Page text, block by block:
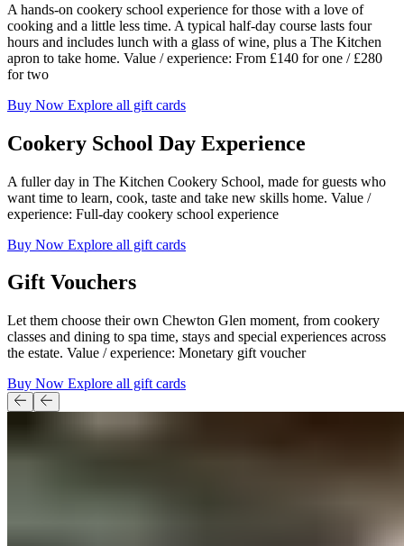
A hands-on cookery school experience for those with a love of
cooking and a little less time. A typical half-day course lasts four
hours and includes lunch with a glass of wine, plus a The Kitchen
apron to take home. Value / experience: From £140 for one / £280
for two​​​​‌ ‍ ​‍​‍‌‍ ‌ ​‍‌‍‍‌‌‍‌ ‌‍‍‌‌‍ ‍​‍​‍​ ‍‍​‍​‍‌ ​ ‌‍​‌‌‍ ‍‌‍‍‌‌ ‌​‌ ‍‌​‍ ‍‌‍‍‌‌‍ ​‍​‍​‍ ​​‍​‍‌‍‍​‌ ​‍‌‍‌‌‌‍‌‍​‍​‍​ ‍‍​‍​‍‌‍‍​‌ ‌​‌ ‌​‌ ​​‌ ​ ​ ‍‍​‍ ​‍ ‌‍ ​​‍ ‌‌‍​‌‌‍ ‍‌‍‌​​‍ ‌‌ ​‍​‍ ‌‌‍‍​‌‍ ‌ ‌​‌‍‌‌‌‍ ​‌ ​ ​‍ ‌‌ ​ ‌ ‌​‌ ‌‌‌‍‌​‌‍‍‌‌‍ ​‍ ‍‌ ‌‍‌‍‌‌‌ ​‍‌‍​ ‌‍‌‌‌‍ ​​‍ ‍‌‍​‌‌ ​​‌ ​​​‍ ‌‍‍‌‌‍ ‍‌ ‌​‌‍‌‌‌‍ ‍‌ ‌​​‍ ‌‍‌‌‌‍‌​‌‍‍‌‌ ‌​​‍ ‌‍ ‌‌‍ ‌‍‌​‌‍‌‌​ ‌‌ ​​‌ ​‍‌‍‌‌‌ ​ ‌‍‌‌‌‍ ‍‌ ‌​‌‍​‌‌ ‌​‌‍‍‌‌‍ ‌‍ ‍​ ‍ ‌‍‍‌‌‍‌​​ ‌‌‍‍​‌‍ ‌ ‌​‌‍‌‌‌‍ ​‌​​ ‌‍ ​‌‍​‌‌ ​ ‌ ​ ‌​‍‌‌‍ ‍‌‍‌​‌‍‌‌‌ ‍​​‍ ‌​ ‍‌​ ​ ​ ‌‌​ ‌‌​ ​‍‌‍​‌​ ‌‍‌‍​ ​‍ ‌​ ​​​ ​‌‌‍‌​​ ‍‌​‍ ‌​ ‌​​ ‌‍​ ‌‌‌‍‌​​‍ ‌‌‍​‍​ ‌ ​ ​ ​ ‌‍​‍ ‌​ ‌‍​ ‍​​ ‌​‌‍​‍‌‍​ ​ ‌‌​ ​‍‌‍​‍​ ‌‍​ ​​​ ‌‌​ ‌‌​ ‍ ‌ ‌​‌ ‍‌‌ ​​‌‍‌‌​ ‌‌‍‍​‌‍ ‌ ‌​‌‍‌‌‌‍ ​‌​​ ‌‍ ​‌‍​‌‌ ​ ‌ ​ ‌​‍‌‌‍ ‍‌‍‌​‌‍‌‌‌ ‍​​ ‍ ‌ ​​‌‍​‌‌ ‌​‌‍‍​​ ‌‌ ​​‌‍​‌‌‍‌ ‌‍‌‌‌​​‍‌ ‌‌‌‍‍‌‌‍ ​‌‍‌​‌‍‌‌‌ ​‍​‍‌‌​ ‌‌‌​​‍‌‌ ‌‍‍ ‌‍‌‌‌ ‍‌​‍‌‌​ ​ ‌​‌​​‍‌‌​ ​ ‌​‌​​‍‌‌​ ​‍​ ​‍‌‍​‌​ ​‌​ ‌​​ ‍​‌‍​‍‌‍‌‌‌‍​‌​ ‌​‌‍​‌​ ‌‍​ ‌ ‌‍​ ​‍‌‌​ ​‍​ ​‍​‍‌‌​ ‌‌‌​‌​​‍ ‍‌‍‌‌‌‍ ‍‌ ‌​‌ ​‍‌‍‍‌‌‍‌‌‌ ​ ​‍‌‌​ ‌‌‌​​‍‌‌ ‌‍‍ ‌‍‌‌‌ ‍‌​‍‌‌​ ​ ‌​‌​​‍‌‌​ ​ ‌​‌​​‍‌‌​ ​‍​ ​‍‌‍‌​‌‍​ ​ ​‌‌‍​‍‌‍‌‌​ ‍‌​ ‌‍​ ​​​ ‍​​ ‌‍​ ‌‌‌‍‌‍​‍‌‌​ ​‍​ ​‍​‍‌‌​ ‌‌‌​‌​​‍ ‍‌‍​‍‌‍ ‌‍‌​‌ ‍‌​ ‌‍​‍‌‍​‌‌ ​ ‌‍‌‌‌‌‌‌‌ ​‍‌‍ ​​ ‌‌‍‍​‌ ‌​‌ ‌​‌ ​​‌ ​ ​‍‌‌​ ​ ‌​​‌​‍‌‌​ ​‍‌​‌‍​‍‌‌​ ​‍‌​‌‍‌‍ ​​‍ ‌‌‍​‌‌‍ ‍‌‍‌​​‍ ‌‌ ​‍​‍ ‌‌‍‍​‌‍ ‌ ‌​‌‍‌‌‌‍ ​‌ ​ ​‍ ‌‌ ​ ‌ ‌​‌ ‌‌‌‍‌​‌‍‍‌‌‍ ​‍ ‍‌ ‌‍‌‍‌‌‌ ​‍‌‍​ ‌‍‌‌‌‍ ​​‍ ‍‌‍​‌‌ ​​‌ ​​​‍‌‍‌‍‍‌‌‍‌​​ ‌‌‍‍​‌‍ ‌ ‌​‌‍‌‌‌‍ ​‌​​ ‌‍ ​‌‍​‌‌ ​ ‌ ​ ‌​‍‌‌‍ ‍‌‍‌​‌‍‌‌‌ ‍​​‍ ‌​ ‍‌​ ​ ​ ‌‌​ ‌‌​ ​‍‌‍​‌​ ‌‍‌‍​ ​‍ ‌​ ​​​ ​‌‌‍‌​​ ‍‌​‍ ‌​ ‌​​ ‌‍​ ‌‌‌‍‌​​‍ ‌‌‍​‍​ ‌ ​ ​ ​ ‌‍​‍ ‌​ ‌‍​ ‍​​ ‌​‌‍​‍‌‍​ ​ ‌‌​ ​‍‌‍​‍​ ‌‍​ ​​​ ‌‌​ ‌‌​‍‌‍‌ ‌​‌ ‍‌‌ ​​‌‍‌‌​ ‌‌‍‍​‌‍ ‌ ‌​‌‍‌‌‌‍ ​‌​​ ‌‍ ​‌‍​‌‌ ​ ‌ ​ ‌​‍‌‌‍ ‍‌‍‌​‌‍‌‌‌ ‍​​‍‌‍‌ ​​‌‍​‌‌ ‌​‌‍‍​​ ‌‌ ​​‌‍​‌‌‍‌ ‌‍‌‌‌​​‍‌ ‌‌‌‍‍‌‌‍ ​‌‍‌​‌‍‌‌‌ ​‍​‍‌‌​ ‌‌‌​​‍‌‌ ‌‍‍ ‌‍‌‌‌ ‍‌​‍‌‌​ ​ ‌​‌​​‍‌‌​ ​ ‌​‌​​‍‌‌​ ​‍​ ​‍‌‍​‌​ ​‌​ ‌​​ ‍​‌‍​‍‌‍‌‌‌‍​‌​ ‌​‌‍​‌​ ‌‍​ ‌ ‌‍​ ​‍‌‌​ ​‍​ ​‍​‍‌‌​ ‌‌‌​‌​​‍ ‍‌‍‌‌‌‍ ‍‌ ‌​‌ ​‍‌‍‍‌‌‍‌‌‌ ​ ​‍‌‌​ ‌‌‌​​‍‌‌ ‌‍‍ ‌‍‌‌‌ ‍‌​‍‌‌​ ​ ‌​‌​​‍‌‌​ ​ ‌​‌​​‍‌‌​ ​‍​ ​‍‌‍‌​‌‍​ ​ ​‌‌‍​‍‌‍‌‌​ ‍‌​ ‌‍​ ​​​ ‍​​ ‌‍​ ‌‌‌‍‌‍​‍‌‌​ ​‍​ ​‍​‍‌‌​ ‌‌‌​‌​​‍ ‍‌‍​‍‌‍ ‌‍‌​‌ ‍‌​‍‌‍‌ ​​‌‍‌‌‌ ​‍‌ ​ ‌ ​​‌‍‌‌‌‍​ ‌ ‌​‌‍‍‌‌ ‌‍‌‍‌‌​ ‌‌ ​​‌ ‌‌‌‍​‍‌‍ ​‌‍‍‌‌ ​ ‌‍‍​‌‍‌‌‌‍‌​​‍​‍‌ ‌
Buy Now ​​​​‌ ‍ ​‍​‍‌‍ ‌ ​‍‌‍‍‌‌‍‌ ‌‍‍‌‌‍ ‍​‍​‍​ ‍‍​‍​‍‌ ​ ‌‍​‌‌‍ ‍‌‍‍‌‌ ‌​‌ ‍‌​‍ ‍‌‍‍‌‌‍ ​‍​‍​‍ ​​‍​‍‌‍‍​‌ ​‍‌‍‌‌‌‍‌‍​‍​‍​ ‍‍​‍​‍‌‍‍​‌ ‌​‌ ‌​‌ ​​‌ ​ ​ ‍‍​‍ ​‍ ‌‍ ​​‍ ‌‌‍​‌‌‍ ‍‌‍‌​​‍ ‌‌ ​‍​‍ ‌‌‍‍​‌‍ ‌ ‌​‌‍‌‌‌‍ ​‌ ​ ​‍ ‌‌ ​ ‌ ‌​‌ ‌‌‌‍‌​‌‍‍‌‌‍ ​‍ ‍‌ ‌‍‌‍‌‌‌ ​‍‌‍​ ‌‍‌‌‌‍ ​​‍ ‍‌‍​‌‌ ​​‌ ​​​‍ ‌‍‍‌‌‍ ‍‌ ‌​‌‍‌‌‌‍ ‍‌ ‌​​‍ ‌‍‌‌‌‍‌​‌‍‍‌‌ ‌​​‍ ‌‍ ‌‌‍ ‌‍‌​‌‍‌‌​ ‌‌ ​​‌ ​‍‌‍‌‌‌ ​ ‌‍‌‌‌‍ ‍‌ ‌​‌‍​‌‌ ‌​‌‍‍‌‌‍ ‌‍ ‍​ ‍ ‌‍‍‌‌‍‌​​ ‌‌‍‍​‌‍ ‌ ‌​‌‍‌‌‌‍ ​‌​​ ‌‍ ​‌‍​‌‌ ​ ‌ ​ ‌​‍‌‌‍ ‍‌‍‌​‌‍‌‌‌ ‍​​‍ ‌​ ‍‌​ ​ ​ ‌‌​ ‌‌​ ​‍‌‍​‌​ ‌‍‌‍​ ​‍ ‌​ ​​​ ​‌‌‍‌​​ ‍‌​‍ ‌​ ‌​​ ‌‍​ ‌‌‌‍‌​​‍ ‌‌‍​‍​ ‌ ​ ​ ​ ‌‍​‍ ‌​ ‌‍​ ‍​​ ‌​‌‍​‍‌‍​ ​ ‌‌​ ​‍‌‍​‍​ ‌‍​ ​​​ ‌‌​ ‌‌​ ‍ ‌ ‌​‌ ‍‌‌ ​​‌‍‌‌​ ‌‌‍‍​‌‍ ‌ ‌​‌‍‌‌‌‍ ​‌​​ ‌‍ ​‌‍​‌‌ ​ ‌ ​ ‌​‍‌‌‍ ‍‌‍‌​‌‍‌‌‌ ‍​​ ‍ ‌ ​​‌‍​‌‌ ‌​‌‍‍​​ ‌‌ ​​‌‍​‌‌‍‌ ‌‍‌‌‌​​‍‌ ‌‌‌‍‍‌‌‍ ​‌‍‌​‌‍‌‌‌ ​‍​‍‌‌​ ‌‌‌​​‍‌‌ ‌‍‍ ‌‍‌‌‌ ‍‌​‍‌‌​ ​ ‌​‌​​‍‌‌​ ​ ‌​‌​​‍‌‌​ ​‍​ ​‍‌‍​‌​ ​‌​ ‌​​ ‍​‌‍​‍‌‍‌‌‌‍​‌​ ‌​‌‍​‌​ ‌‍​ ‌ ‌‍​ ​‍‌‌​ ​‍​ ​‍​‍‌‌​ ‌‌‌​‌​​‍ ‍‌‍‌‌‌‍ ‍‌ ‌​‌ ​‍‌‍‍‌‌‍‌‌‌ ​ ​‍‌‌​ ‌‌‌​​‍‌‌ ‌‍‍ ‌‍‌‌‌ ‍‌​‍‌‌​ ​ ‌​‌​​‍‌‌​ ​ ‌​‌​​‍‌‌​ ​‍​ ​‍‌‍‌​‌‍​ ​ ​‌‌‍​‍‌‍‌‌​ ‍‌​ ‌‍​ ​​​ ‍​​ ‌‍​ ‌‌‌‍‌‍​‍‌‌​ ​‍​ ​‍​‍‌‌​ ‌‌‌​‌​​‍ ‍‌ ​​‌ ​‍‌‍‍‌‌‍ ‌‌‍​‌‌ ​‍‌ ‍‌‌​​ ‌ ‌​‌‍​‌​‍ ‍‌‍ ​‌‍​‌‌‍​‍‌‍‌‌‌‍ ​​ ‌‍​‍‌‍​‌‌ ​ ‌‍‌‌‌‌‌‌‌ ​‍‌‍ ​​ ‌‌‍‍​‌ ‌​‌ ‌​‌ ​​‌ ​ ​‍‌‌​ ​ ‌​​‌​‍‌‌​ ​‍‌​‌‍​‍‌‌​ ​‍‌​‌‍‌‍ ​​‍ ‌‌‍​‌‌‍ ‍‌‍‌​​‍ ‌‌ ​‍​‍ ‌‌‍‍​‌‍ ‌ ‌​‌‍‌‌‌‍ ​‌ ​ ​‍ ‌‌ ​ ‌ ‌​‌ ‌‌‌‍‌​‌‍‍‌‌‍ ​‍ ‍‌ ‌‍‌‍‌‌‌ ​‍‌‍​ ‌‍‌‌‌‍ ​​‍ ‍‌‍​‌‌ ​​‌ ​​​‍‌‍‌‍‍‌‌‍‌​​ ‌‌‍‍​‌‍ ‌ ‌​‌‍‌‌‌‍ ​‌​​ ‌‍ ​‌‍​‌‌ ​ ‌ ​ ‌​‍‌‌‍ ‍‌‍‌​‌‍‌‌‌ ‍​​‍ ‌​ ‍‌​ ​ ​ ‌‌​ ‌‌​ ​‍‌‍​‌​ ‌‍‌‍​ ​‍ ‌​ ​​​ ​‌‌‍‌​​ ‍‌​‍ ‌​ ‌​​ ‌‍​ ‌‌‌‍‌​​‍ ‌‌‍​‍​ ‌ ​ ​ ​ ‌‍​‍ ‌​ ‌‍​ ‍​​ ‌​‌‍​‍‌‍​ ​ ‌‌​ ​‍‌‍​‍​ ‌‍​ ​​​ ‌‌​ ‌‌​‍‌‍‌ ‌​‌ ‍‌‌ ​​‌‍‌‌​ ‌‌‍‍​‌‍ ‌ ‌​‌‍‌‌‌‍ ​‌​​ ‌‍ ​‌‍​‌‌ ​ ‌ ​ ‌​‍‌‌‍ ‍‌‍‌​‌‍‌‌‌ ‍​​‍‌‍‌ ​​‌‍​‌‌ ‌​‌‍‍​​ ‌‌ ​​‌‍​‌‌‍‌ ‌‍‌‌‌​​‍‌ ‌‌‌‍‍‌‌‍ ​‌‍‌​‌‍‌‌‌ ​‍​‍‌‌​ ‌‌‌​​‍‌‌ ‌‍‍ ‌‍‌‌‌ ‍‌​‍‌‌​ ​ ‌​‌​​‍‌‌​ ​ ‌​‌​​‍‌‌​ ​‍​ ​‍‌‍​‌​ ​‌​ ‌​​ ‍​‌‍​‍‌‍‌‌‌‍​‌​ ‌​‌‍​‌​ ‌‍​ ‌ ‌‍​ ​‍‌‌​ ​‍​ ​‍​‍‌‌​ ‌‌‌​‌​​‍ ‍‌‍‌‌‌‍ ‍‌ ‌​‌ ​‍‌‍‍‌‌‍‌‌‌ ​ ​‍‌‌​ ‌‌‌​​‍‌‌ ‌‍‍ ‌‍‌‌‌ ‍‌​‍‌‌​ ​ ‌​‌​​‍‌‌​ ​ ‌​‌​​‍‌‌​ ​‍​ ​‍‌‍‌​‌‍​ ​ ​‌‌‍​‍‌‍‌‌​ ‍‌​ ‌‍​ ​​​ ‍​​ ‌‍​ ‌‌‌‍‌‍​‍‌‌​ ​‍​ ​‍​‍‌‌​ ‌‌‌​‌​​‍ ‍‌ ​​‌ ​‍‌‍‍‌‌‍ ‌‌‍​‌‌ ​‍‌ ‍‌‌​​ ‌ ‌​‌‍​‌​‍ ‍‌‍ ​‌‍​‌‌‍​‍‌‍‌‌‌‍ ​​‍‌‍‌ ​​‌‍‌‌‌ ​‍‌ ​ ‌ ​​‌‍‌‌‌‍​ ‌ ‌​‌‍‍‌‌ ‌‍‌‍‌‌​ ‌‌ ​​‌ ‌‌‌‍​‍‌‍ ​‌‍‍‌‌ ​ ‌‍‍​‌‍‌‌‌‍‌​​‍​‍‌ ‌ Explore all gift cards​​​​‌ ‍ ​‍​‍‌‍ ‌ ​‍‌‍‍‌‌‍‌ ‌‍‍‌‌‍ ‍​‍​‍​ ‍‍​‍​‍‌ ​ ‌‍​‌‌‍ ‍‌‍‍‌‌ ‌​‌ ‍‌​‍ ‍‌‍‍‌‌‍ ​‍​‍​‍ ​​‍​‍‌‍‍​‌ ​‍‌‍‌‌‌‍‌‍​‍​‍​ ‍‍​‍​‍‌‍‍​‌ ‌​‌ ‌​‌ ​​‌ ​ ​ ‍‍​‍ ​‍ ‌‍ ​​‍ ‌‌‍​‌‌‍ ‍‌‍‌​​‍ ‌‌ ​‍​‍ ‌‌‍‍​‌‍ ‌ ‌​‌‍‌‌‌‍ ​‌ ​ ​‍ ‌‌ ​ ‌ ‌​‌ ‌‌‌‍‌​‌‍‍‌‌‍ ​‍ ‍‌ ‌‍‌‍‌‌‌ ​‍‌‍​ ‌‍‌‌‌‍ ​​‍ ‍‌‍​‌‌ ​​‌ ​​​‍ ‌‍‍‌‌‍ ‍‌ ‌​‌‍‌‌‌‍ ‍‌ ‌​​‍ ‌‍‌‌‌‍‌​‌‍‍‌‌ ‌​​‍ ‌‍ ‌‌‍ ‌‍‌​‌‍‌‌​ ‌‌ ​​‌ ​‍‌‍‌‌‌ ​ ‌‍‌‌‌‍ ‍‌ ‌​‌‍​‌‌ ‌​‌‍‍‌‌‍ ‌‍ ‍​ ‍ ‌‍‍‌‌‍‌​​ ‌‌‍‍​‌‍ ‌ ‌​‌‍‌‌‌‍ ​‌​​ ‌‍ ​‌‍​‌‌ ​ ‌ ​ ‌​‍‌‌‍ ‍‌‍‌​‌‍‌‌‌ ‍​​‍ ‌​ ‍‌​ ​ ​ ‌‌​ ‌‌​ ​‍‌‍​‌​ ‌‍‌‍​ ​‍ ‌​ ​​​ ​‌‌‍‌​​ ‍‌​‍ ‌​ ‌​​ ‌‍​ ‌‌‌‍‌​​‍ ‌‌‍​‍​ ‌ ​ ​ ​ ‌‍​‍ ‌​ ‌‍​ ‍​​ ‌​‌‍​‍‌‍​ ​ ‌‌​ ​‍‌‍​‍​ ‌‍​ ​​​ ‌‌​ ‌‌​ ‍ ‌ ‌​‌ ‍‌‌ ​​‌‍‌‌​ ‌‌‍‍​‌‍ ‌ ‌​‌‍‌‌‌‍ ​‌​​ ‌‍ ​‌‍​‌‌ ​ ‌ ​ ‌​‍‌‌‍ ‍‌‍‌​‌‍‌‌‌ ‍​​ ‍ ‌ ​​‌‍​‌‌ ‌​‌‍‍​​ ‌‌ ​​‌‍​‌‌‍‌ ‌‍‌‌‌​​‍‌ ‌‌‌‍‍‌‌‍ ​‌‍‌​‌‍‌‌‌ ​‍​‍‌‌​ ‌‌‌​​‍‌‌ ‌‍‍ ‌‍‌‌‌ ‍‌​‍‌‌​ ​ ‌​‌​​‍‌‌​ ​ ‌​‌​​‍‌‌​ ​‍​ ​‍‌‍​‌​ ​‌​ ‌​​ ‍​‌‍​‍‌‍‌‌‌‍​‌​ ‌​‌‍​‌​ ‌‍​ ‌ ‌‍​ ​‍‌‌​ ​‍​ ​‍​‍‌‌​ ‌‌‌​‌​​‍ ‍‌‍‌‌‌‍ ‍‌ ‌​‌ ​‍‌‍‍‌‌‍‌‌‌ ​ ​‍‌‌​ ‌‌‌​​‍‌‌ ‌‍‍ ‌‍‌‌‌ ‍‌​‍‌‌​ ​ ‌​‌​​‍‌‌​ ​ ‌​‌​​‍‌‌​ ​‍​ ​‍‌‍‌​‌‍​ ​ ​‌‌‍​‍‌‍‌‌​ ‍‌​ ‌‍​ ​​​ ‍​​ ‌‍​ ‌‌‌‍‌‍​‍‌‌​ ​‍​ ​‍​‍‌‌​ ‌‌‌​‌​​‍ ‍‌ ​ ‌‍‌‌‌‍​ ‌‍ ‌‍ ‍‌‍‌​‌‍​‌‌ ​‍‌ ‍‌‌​​ ‌ ‌​‌‍​‌​‍ ‍‌‍ ​‌‍​‌‌‍​‍‌‍‌‌‌‍ ​​ ‌‍​‍‌‍​‌‌ ​ ‌‍‌‌‌‌‌‌‌ ​‍‌‍ ​​ ‌‌‍‍​‌ ‌​‌ ‌​‌ ​​‌ ​ ​‍‌‌​ ​ ‌​​‌​‍‌‌​ ​‍‌​‌‍​‍‌‌​ ​‍‌​‌‍‌‍ ​​‍ ‌‌‍​‌‌‍ ‍‌‍‌​​‍ ‌‌ ​‍​‍ ‌‌‍‍​‌‍ ‌ ‌​‌‍‌‌‌‍ ​‌ ​ ​‍ ‌‌ ​ ‌ ‌​‌ ‌‌‌‍‌​‌‍‍‌‌‍ ​‍ ‍‌ ‌‍‌‍‌‌‌ ​‍‌‍​ ‌‍‌‌‌‍ ​​‍ ‍‌‍​‌‌ ​​‌ ​​​‍‌‍‌‍‍‌‌‍‌​​ ‌‌‍‍​‌‍ ‌ ‌​‌‍‌‌‌‍ ​‌​​ ‌‍ ​‌‍​‌‌ ​ ‌ ​ ‌​‍‌‌‍ ‍‌‍‌​‌‍‌‌‌ ‍​​‍ ‌​ ‍‌​ ​ ​ ‌‌​ ‌‌​ ​‍‌‍​‌​ ‌‍‌‍​ ​‍ ‌​ ​​​ ​‌‌‍‌​​ ‍‌​‍ ‌​ ‌​​ ‌‍​ ‌‌‌‍‌​​‍ ‌‌‍​‍​ ‌ ​ ​ ​ ‌‍​‍ ‌​ ‌‍​ ‍​​ ‌​‌‍​‍‌‍​ ​ ‌‌​ ​‍‌‍​‍​ ‌‍​ ​​​ ‌‌​ ‌‌​‍‌‍‌ ‌​‌ ‍‌‌ ​​‌‍‌‌​ ‌‌‍‍​‌‍ ‌ ‌​‌‍‌‌‌‍ ​‌​​ ‌‍ ​‌‍​‌‌ ​ ‌ ​ ‌​‍‌‌‍ ‍‌‍‌​‌‍‌‌‌ ‍​​‍‌‍‌ ​​‌‍​‌‌ ‌​‌‍‍​​ ‌‌ ​​‌‍​‌‌‍‌ ‌‍‌‌‌​​‍‌ ‌‌‌‍‍‌‌‍ ​‌‍‌​‌‍‌‌‌ ​‍​‍‌‌​ ‌‌‌​​‍‌‌ ‌‍‍ ‌‍‌‌‌ ‍‌​‍‌‌​ ​ ‌​‌​​‍‌‌​ ​ ‌​‌​​‍‌‌​ ​‍​ ​‍‌‍​‌​ ​‌​ ‌​​ ‍​‌‍​‍‌‍‌‌‌‍​‌​ ‌​‌‍​‌​ ‌‍​ ‌ ‌‍​ ​‍‌‌​ ​‍​ ​‍​‍‌‌​ ‌‌‌​‌​​‍ ‍‌‍‌‌‌‍ ‍‌ ‌​‌ ​‍‌‍‍‌‌‍‌‌‌ ​ ​‍‌‌​ ‌‌‌​​‍‌‌ ‌‍‍ ‌‍‌‌‌ ‍‌​‍‌‌​ ​ ‌​‌​​‍‌‌​ ​ ‌​‌​​‍‌‌​ ​‍​ ​‍‌‍‌​‌‍​ ​ ​‌‌‍​‍‌‍‌‌​ ‍‌​ ‌‍​ ​​​ ‍​​ ‌‍​ ‌‌‌‍‌‍​‍‌‌​ ​‍​ ​‍​‍‌‌​ ‌‌‌​‌​​‍ ‍‌ ​ ‌‍‌‌‌‍​ ‌‍ ‌‍ ‍‌‍‌​‌‍​‌‌ ​‍‌ ‍‌‌​​ ‌ ‌​‌‍​‌​‍ ‍‌‍ ​‌‍​‌‌‍​‍‌‍‌‌‌‍ ​​‍‌‍‌ ​​‌‍‌‌‌ ​‍‌ ​ ‌ ​​‌‍‌‌‌‍​ ‌ ‌​‌‍‍‌‌ ‌‍‌‍‌‌​ ‌‌ ​​‌ ‌‌‌‍​‍‌‍ ​‌‍‍‌‌ ​ ‌‍‍​‌‍‌‌‌‍‌​​‍​‍‌ ‌
Cookery School Day Experience​​​​‌ ‍ ​‍​‍‌‍ ‌ ​‍‌‍‍‌‌‍‌ ‌‍‍‌‌‍ ‍​‍​‍​ ‍‍​‍​‍‌ ​ ‌‍​‌‌‍ ‍‌‍‍‌‌ ‌​‌ ‍‌​‍ ‍‌‍‍‌‌‍ ​‍​‍​‍ ​​‍​‍‌‍‍​‌ ​‍‌‍‌‌‌‍‌‍​‍​‍​ ‍‍​‍​‍‌‍‍​‌ ‌​‌ ‌​‌ ​​‌ ​ ​ ‍‍​‍ ​‍ ‌‍ ​​‍ ‌‌‍​‌‌‍ ‍‌‍‌​​‍ ‌‌ ​‍​‍ ‌‌‍‍​‌‍ ‌ ‌​‌‍‌‌‌‍ ​‌ ​ ​‍ ‌‌ ​ ‌ ‌​‌ ‌‌‌‍‌​‌‍‍‌‌‍ ​‍ ‍‌ ‌‍‌‍‌‌‌ ​‍‌‍​ ‌‍‌‌‌‍ ​​‍ ‍‌‍​‌‌ ​​‌ ​​​‍ ‌‍‍‌‌‍ ‍‌ ‌​‌‍‌‌‌‍ ‍‌ ‌​​‍ ‌‍‌‌‌‍‌​‌‍‍‌‌ ‌​​‍ ‌‍ ‌‌‍ ‌‍‌​‌‍‌‌​ ‌‌ ​​‌ ​‍‌‍‌‌‌ ​ ‌‍‌‌‌‍ ‍‌ ‌​‌‍​‌‌ ‌​‌‍‍‌‌‍ ‌‍ ‍​ ‍ ‌‍‍‌‌‍‌​​ ‌‌‍‍​‌‍ ‌ ‌​‌‍‌‌‌‍ ​‌​​ ‌‍ ​‌‍​‌‌ ​ ‌ ​ ‌​‍‌‌‍ ‍‌‍‌​‌‍‌‌‌ ‍​​‍ ‌​ ‍‌​ ​ ​ ‌‌​ ‌‌​ ​‍‌‍​‌​ ‌‍‌‍​ ​‍ ‌​ ​​​ ​‌‌‍‌​​ ‍‌​‍ ‌​ ‌​​ ‌‍​ ‌‌‌‍‌​​‍ ‌‌‍​‍​ ‌ ​ ​ ​ ‌‍​‍ ‌​ ‌‍​ ‍​​ ‌​‌‍​‍‌‍​ ​ ‌‌​ ​‍‌‍​‍​ ‌‍​ ​​​ ‌‌​ ‌‌​ ‍ ‌ ‌​‌ ‍‌‌ ​​‌‍‌‌​ ‌‌‍‍​‌‍ ‌ ‌​‌‍‌‌‌‍ ​‌​​ ‌‍ ​‌‍​‌‌ ​ ‌ ​ ‌​‍‌‌‍ ‍‌‍‌​‌‍‌‌‌ ‍​​ ‍ ‌ ​​‌‍​‌‌ ‌​‌‍‍​​ ‌‌ ​​‌‍​‌‌‍‌ ‌‍‌‌‌​​‍‌ ‌‌‌‍‍‌‌‍ ​‌‍‌​‌‍‌‌‌ ​‍​‍‌‌​ ‌‌‌​​‍‌‌ ‌‍‍ ‌‍‌‌‌ ‍‌​‍‌‌​ ​ ‌​‌​​‍‌‌​ ​ ‌​‌​​‍‌‌​ ​‍​ ​‍‌‍​‌​ ​‌​ ‌​​ ‍​‌‍​‍‌‍‌‌‌‍​‌​ ‌​‌‍​‌​ ‌‍​ ‌ ‌‍​ ​‍‌‌​ ​‍​ ​‍​‍‌‌​ ‌‌‌​‌​​‍ ‍‌‍‌‌‌‍ ‍‌ ‌​‌ ​‍‌‍‍‌‌‍‌‌‌ ​ ​‍‌‌​ ‌‌‌​​‍‌‌ ‌‍‍ ‌‍‌‌‌ ‍‌​‍‌‌​ ​ ‌​‌​​‍‌‌​ ​ ‌​‌​​‍‌‌​ ​‍​ ​‍‌‍‌​​ ‌​‌‍‌​​ ‌ ‌‍‌​‌‍​‌‌‍​‍‌‍‌‍​ ​‌​ ​‍​ ​ ‌‍​‌​‍‌‌​ ​‍​ ​‍​‍‌‌​ ‌‌‌​‌​​‍ ‍‌‍‍​‌‍‌‌‌‍​‌‌‍‌​‌‍‍‌‌‍ ‍‌‍‌ ​ ‌‍​‍‌‍​‌‌ ​ ‌‍‌‌‌‌‌‌‌ ​‍‌‍ ​​ ‌‌‍‍​‌ ‌​‌ ‌​‌ ​​‌ ​ ​‍‌‌​ ​ ‌​​‌​‍‌‌​ ​‍‌​‌‍​‍‌‌​ ​‍‌​‌‍‌‍ ​​‍ ‌‌‍​‌‌‍ ‍‌‍‌​​‍ ‌‌ ​‍​‍ ‌‌‍‍​‌‍ ‌ ‌​‌‍‌‌‌‍ ​‌ ​ ​‍ ‌‌ ​ ‌ ‌​‌ ‌‌‌‍‌​‌‍‍‌‌‍ ​‍ ‍‌ ‌‍‌‍‌‌‌ ​‍‌‍​ ‌‍‌‌‌‍ ​​‍ ‍‌‍​‌‌ ​​‌ ​​​‍‌‍‌‍‍‌‌‍‌​​ ‌‌‍‍​‌‍ ‌ ‌​‌‍‌‌‌‍ ​‌​​ ‌‍ ​‌‍​‌‌ ​ ‌ ​ ‌​‍‌‌‍ ‍‌‍‌​‌‍‌‌‌ ‍​​‍ ‌​ ‍‌​ ​ ​ ‌‌​ ‌‌​ ​‍‌‍​‌​ ‌‍‌‍​ ​‍ ‌​ ​​​ ​‌‌‍‌​​ ‍‌​‍ ‌​ ‌​​ ‌‍​ ‌‌‌‍‌​​‍ ‌‌‍​‍​ ‌ ​ ​ ​ ‌‍​‍ ‌​ ‌‍​ ‍​​ ‌​‌‍​‍‌‍​ ​ ‌‌​ ​‍‌‍​‍​ ‌‍​ ​​​ ‌‌​ ‌‌​‍‌‍‌ ‌​‌ ‍‌‌ ​​‌‍‌‌​ ‌‌‍‍​‌‍ ‌ ‌​‌‍‌‌‌‍ ​‌​​ ‌‍ ​‌‍​‌‌ ​ ‌ ​ ‌​‍‌‌‍ ‍‌‍‌​‌‍‌‌‌ ‍​​‍‌‍‌ ​​‌‍​‌‌ ‌​‌‍‍​​ ‌‌ ​​‌‍​‌‌‍‌ ‌‍‌‌‌​​‍‌ ‌‌‌‍‍‌‌‍ ​‌‍‌​‌‍‌‌‌ ​‍​‍‌‌​ ‌‌‌​​‍‌‌ ‌‍‍ ‌‍‌‌‌ ‍‌​‍‌‌​ ​ ‌​‌​​‍‌‌​ ​ ‌​‌​​‍‌‌​ ​‍​ ​‍‌‍​‌​ ​‌​ ‌​​ ‍​‌‍​‍‌‍‌‌‌‍​‌​ ‌​‌‍​‌​ ‌‍​ ‌ ‌‍​ ​‍‌‌​ ​‍​ ​‍​‍‌‌​ ‌‌‌​‌​​‍ ‍‌‍‌‌‌‍ ‍‌ ‌​‌ ​‍‌‍‍‌‌‍‌‌‌ ​ ​‍‌‌​ ‌‌‌​​‍‌‌ ‌‍‍ ‌‍‌‌‌ ‍‌​‍‌‌​ ​ ‌​‌​​‍‌‌​ ​ ‌​‌​​‍‌‌​ ​‍​ ​‍‌‍‌​​ ‌​‌‍‌​​ ‌ ‌‍‌​‌‍​‌‌‍​‍‌‍‌‍​ ​‌​ ​‍​ ​ ‌‍​‌​‍‌‌​ ​‍​ ​‍​‍‌‌​ ‌‌‌​‌​​‍ ‍‌‍‍​‌‍‌‌‌‍​‌‌‍‌​‌‍‍‌‌‍ ‍‌‍‌ ​‍‌‍‌ ​​‌‍‌‌‌ ​‍‌ ​ ‌ ​​‌‍‌‌‌‍​ ‌ ‌​‌‍‍‌‌ ‌‍‌‍‌‌​ ‌‌ ​​‌ ‌‌‌‍​‍‌‍ ​‌‍‍‌‌ ​ ‌‍‍​‌‍‌‌‌‍‌​​‍​‍‌ ‌
A fuller day in The Kitchen Cookery School, made for guests who
want time to learn, cook, taste and take new skills home. Value /
experience: Full-day cookery school experience​​​​‌ ‍ ​‍​‍‌‍ ‌ ​‍‌‍‍‌‌‍‌ ‌‍‍‌‌‍ ‍​‍​‍​ ‍‍​‍​‍‌ ​ ‌‍​‌‌‍ ‍‌‍‍‌‌ ‌​‌ ‍‌​‍ ‍‌‍‍‌‌‍ ​‍​‍​‍ ​​‍​‍‌‍‍​‌ ​‍‌‍‌‌‌‍‌‍​‍​‍​ ‍‍​‍​‍‌‍‍​‌ ‌​‌ ‌​‌ ​​‌ ​ ​ ‍‍​‍ ​‍ ‌‍ ​​‍ ‌‌‍​‌‌‍ ‍‌‍‌​​‍ ‌‌ ​‍​‍ ‌‌‍‍​‌‍ ‌ ‌​‌‍‌‌‌‍ ​‌ ​ ​‍ ‌‌ ​ ‌ ‌​‌ ‌‌‌‍‌​‌‍‍‌‌‍ ​‍ ‍‌ ‌‍‌‍‌‌‌ ​‍‌‍​ ‌‍‌‌‌‍ ​​‍ ‍‌‍​‌‌ ​​‌ ​​​‍ ‌‍‍‌‌‍ ‍‌ ‌​‌‍‌‌‌‍ ‍‌ ‌​​‍ ‌‍‌‌‌‍‌​‌‍‍‌‌ ‌​​‍ ‌‍ ‌‌‍ ‌‍‌​‌‍‌‌​ ‌‌ ​​‌ ​‍‌‍‌‌‌ ​ ‌‍‌‌‌‍ ‍‌ ‌​‌‍​‌‌ ‌​‌‍‍‌‌‍ ‌‍ ‍​ ‍ ‌‍‍‌‌‍‌​​ ‌‌‍‍​‌‍ ‌ ‌​‌‍‌‌‌‍ ​‌​​ ‌‍ ​‌‍​‌‌ ​ ‌ ​ ‌​‍‌‌‍ ‍‌‍‌​‌‍‌‌‌ ‍​​‍ ‌​ ‍‌​ ​ ​ ‌‌​ ‌‌​ ​‍‌‍​‌​ ‌‍‌‍​ ​‍ ‌​ ​​​ ​‌‌‍‌​​ ‍‌​‍ ‌​ ‌​​ ‌‍​ ‌‌‌‍‌​​‍ ‌‌‍​‍​ ‌ ​ ​ ​ ‌‍​‍ ‌​ ‌‍​ ‍​​ ‌​‌‍​‍‌‍​ ​ ‌‌​ ​‍‌‍​‍​ ‌‍​ ​​​ ‌‌​ ‌‌​ ‍ ‌ ‌​‌ ‍‌‌ ​​‌‍‌‌​ ‌‌‍‍​‌‍ ‌ ‌​‌‍‌‌‌‍ ​‌​​ ‌‍ ​‌‍​‌‌ ​ ‌ ​ ‌​‍‌‌‍ ‍‌‍‌​‌‍‌‌‌ ‍​​ ‍ ‌ ​​‌‍​‌‌ ‌​‌‍‍​​ ‌‌ ​​‌‍​‌‌‍‌ ‌‍‌‌‌​​‍‌ ‌‌‌‍‍‌‌‍ ​‌‍‌​‌‍‌‌‌ ​‍​‍‌‌​ ‌‌‌​​‍‌‌ ‌‍‍ ‌‍‌‌‌ ‍‌​‍‌‌​ ​ ‌​‌​​‍‌‌​ ​ ‌​‌​​‍‌‌​ ​‍​ ​‍‌‍​‌​ ​‌​ ‌​​ ‍​‌‍​‍‌‍‌‌‌‍​‌​ ‌​‌‍​‌​ ‌‍​ ‌ ‌‍​ ​‍‌‌​ ​‍​ ​‍​‍‌‌​ ‌‌‌​‌​​‍ ‍‌‍‌‌‌‍ ‍‌ ‌​‌ ​‍‌‍‍‌‌‍‌‌‌ ​ ​‍‌‌​ ‌‌‌​​‍‌‌ ‌‍‍ ‌‍‌‌‌ ‍‌​‍‌‌​ ​ ‌​‌​​‍‌‌​ ​ ‌​‌​​‍‌‌​ ​‍​ ​‍‌‍‌​​ ‌​‌‍‌​​ ‌ ‌‍‌​‌‍​‌‌‍​‍‌‍‌‍​ ​‌​ ​‍​ ​ ‌‍​‌​‍‌‌​ ​‍​ ​‍​‍‌‌​ ‌‌‌​‌​​‍ ‍‌‍​‍‌‍ ‌‍‌​‌ ‍‌​ ‌‍​‍‌‍​‌‌ ​ ‌‍‌‌‌‌‌‌‌ ​‍‌‍ ​​ ‌‌‍‍​‌ ‌​‌ ‌​‌ ​​‌ ​ ​‍‌‌​ ​ ‌​​‌​‍‌‌​ ​‍‌​‌‍​‍‌‌​ ​‍‌​‌‍‌‍ ​​‍ ‌‌‍​‌‌‍ ‍‌‍‌​​‍ ‌‌ ​‍​‍ ‌‌‍‍​‌‍ ‌ ‌​‌‍‌‌‌‍ ​‌ ​ ​‍ ‌‌ ​ ‌ ‌​‌ ‌‌‌‍‌​‌‍‍‌‌‍ ​‍ ‍‌ ‌‍‌‍‌‌‌ ​‍‌‍​ ‌‍‌‌‌‍ ​​‍ ‍‌‍​‌‌ ​​‌ ​​​‍‌‍‌‍‍‌‌‍‌​​ ‌‌‍‍​‌‍ ‌ ‌​‌‍‌‌‌‍ ​‌​​ ‌‍ ​‌‍​‌‌ ​ ‌ ​ ‌​‍‌‌‍ ‍‌‍‌​‌‍‌‌‌ ‍​​‍ ‌​ ‍‌​ ​ ​ ‌‌​ ‌‌​ ​‍‌‍​‌​ ‌‍‌‍​ ​‍ ‌​ ​​​ ​‌‌‍‌​​ ‍‌​‍ ‌​ ‌​​ ‌‍​ ‌‌‌‍‌​​‍ ‌‌‍​‍​ ‌ ​ ​ ​ ‌‍​‍ ‌​ ‌‍​ ‍​​ ‌​‌‍​‍‌‍​ ​ ‌‌​ ​‍‌‍​‍​ ‌‍​ ​​​ ‌‌​ ‌‌​‍‌‍‌ ‌​‌ ‍‌‌ ​​‌‍‌‌​ ‌‌‍‍​‌‍ ‌ ‌​‌‍‌‌‌‍ ​‌​​ ‌‍ ​‌‍​‌‌ ​ ‌ ​ ‌​‍‌‌‍ ‍‌‍‌​‌‍‌‌‌ ‍​​‍‌‍‌ ​​‌‍​‌‌ ‌​‌‍‍​​ ‌‌ ​​‌‍​‌‌‍‌ ‌‍‌‌‌​​‍‌ ‌‌‌‍‍‌‌‍ ​‌‍‌​‌‍‌‌‌ ​‍​‍‌‌​ ‌‌‌​​‍‌‌ ‌‍‍ ‌‍‌‌‌ ‍‌​‍‌‌​ ​ ‌​‌​​‍‌‌​ ​ ‌​‌​​‍‌‌​ ​‍​ ​‍‌‍​‌​ ​‌​ ‌​​ ‍​‌‍​‍‌‍‌‌‌‍​‌​ ‌​‌‍​‌​ ‌‍​ ‌ ‌‍​ ​‍‌‌​ ​‍​ ​‍​‍‌‌​ ‌‌‌​‌​​‍ ‍‌‍‌‌‌‍ ‍‌ ‌​‌ ​‍‌‍‍‌‌‍‌‌‌ ​ ​‍‌‌​ ‌‌‌​​‍‌‌ ‌‍‍ ‌‍‌‌‌ ‍‌​‍‌‌​ ​ ‌​‌​​‍‌‌​ ​ ‌​‌​​‍‌‌​ ​‍​ ​‍‌‍‌​​ ‌​‌‍‌​​ ‌ ‌‍‌​‌‍​‌‌‍​‍‌‍‌‍​ ​‌​ ​‍​ ​ ‌‍​‌​‍‌‌​ ​‍​ ​‍​‍‌‌​ ‌‌‌​‌​​‍ ‍‌‍​‍‌‍ ‌‍‌​‌ ‍‌​‍‌‍‌ ​​‌‍‌‌‌ ​‍‌ ​ ‌ ​​‌‍‌‌‌‍​ ‌ ‌​‌‍‍‌‌ ‌‍‌‍‌‌​ ‌‌ ​​‌ ‌‌‌‍​‍‌‍ ​‌‍‍‌‌ ​ ‌‍‍​‌‍‌‌‌‍‌​​‍​‍‌ ‌
Buy Now ​​​​‌ ‍ ​‍​‍‌‍ ‌ ​‍‌‍‍‌‌‍‌ ‌‍‍‌‌‍ ‍​‍​‍​ ‍‍​‍​‍‌ ​ ‌‍​‌‌‍ ‍‌‍‍‌‌ ‌​‌ ‍‌​‍ ‍‌‍‍‌‌‍ ​‍​‍​‍ ​​‍​‍‌‍‍​‌ ​‍‌‍‌‌‌‍‌‍​‍​‍​ ‍‍​‍​‍‌‍‍​‌ ‌​‌ ‌​‌ ​​‌ ​ ​ ‍‍​‍ ​‍ ‌‍ ​​‍ ‌‌‍​‌‌‍ ‍‌‍‌​​‍ ‌‌ ​‍​‍ ‌‌‍‍​‌‍ ‌ ‌​‌‍‌‌‌‍ ​‌ ​ ​‍ ‌‌ ​ ‌ ‌​‌ ‌‌‌‍‌​‌‍‍‌‌‍ ​‍ ‍‌ ‌‍‌‍‌‌‌ ​‍‌‍​ ‌‍‌‌‌‍ ​​‍ ‍‌‍​‌‌ ​​‌ ​​​‍ ‌‍‍‌‌‍ ‍‌ ‌​‌‍‌‌‌‍ ‍‌ ‌​​‍ ‌‍‌‌‌‍‌​‌‍‍‌‌ ‌​​‍ ‌‍ ‌‌‍ ‌‍‌​‌‍‌‌​ ‌‌ ​​‌ ​‍‌‍‌‌‌ ​ ‌‍‌‌‌‍ ‍‌ ‌​‌‍​‌‌ ‌​‌‍‍‌‌‍ ‌‍ ‍​ ‍ ‌‍‍‌‌‍‌​​ ‌‌‍‍​‌‍ ‌ ‌​‌‍‌‌‌‍ ​‌​​ ‌‍ ​‌‍​‌‌ ​ ‌ ​ ‌​‍‌‌‍ ‍‌‍‌​‌‍‌‌‌ ‍​​‍ ‌​ ‍‌​ ​ ​ ‌‌​ ‌‌​ ​‍‌‍​‌​ ‌‍‌‍​ ​‍ ‌​ ​​​ ​‌‌‍‌​​ ‍‌​‍ ‌​ ‌​​ ‌‍​ ‌‌‌‍‌​​‍ ‌‌‍​‍​ ‌ ​ ​ ​ ‌‍​‍ ‌​ ‌‍​ ‍​​ ‌​‌‍​‍‌‍​ ​ ‌‌​ ​‍‌‍​‍​ ‌‍​ ​​​ ‌‌​ ‌‌​ ‍ ‌ ‌​‌ ‍‌‌ ​​‌‍‌‌​ ‌‌‍‍​‌‍ ‌ ‌​‌‍‌‌‌‍ ​‌​​ ‌‍ ​‌‍​‌‌ ​ ‌ ​ ‌​‍‌‌‍ ‍‌‍‌​‌‍‌‌‌ ‍​​ ‍ ‌ ​​‌‍​‌‌ ‌​‌‍‍​​ ‌‌ ​​‌‍​‌‌‍‌ ‌‍‌‌‌​​‍‌ ‌‌‌‍‍‌‌‍ ​‌‍‌​‌‍‌‌‌ ​‍​‍‌‌​ ‌‌‌​​‍‌‌ ‌‍‍ ‌‍‌‌‌ ‍‌​‍‌‌​ ​ ‌​‌​​‍‌‌​ ​ ‌​‌​​‍‌‌​ ​‍​ ​‍‌‍​‌​ ​‌​ ‌​​ ‍​‌‍​‍‌‍‌‌‌‍​‌​ ‌​‌‍​‌​ ‌‍​ ‌ ‌‍​ ​‍‌‌​ ​‍​ ​‍​‍‌‌​ ‌‌‌​‌​​‍ ‍‌‍‌‌‌‍ ‍‌ ‌​‌ ​‍‌‍‍‌‌‍‌‌‌ ​ ​‍‌‌​ ‌‌‌​​‍‌‌ ‌‍‍ ‌‍‌‌‌ ‍‌​‍‌‌​ ​ ‌​‌​​‍‌‌​ ​ ‌​‌​​‍‌‌​ ​‍​ ​‍‌‍‌​​ ‌​‌‍‌​​ ‌ ‌‍‌​‌‍​‌‌‍​‍‌‍‌‍​ ​‌​ ​‍​ ​ ‌‍​‌​‍‌‌​ ​‍​ ​‍​‍‌‌​ ‌‌‌​‌​​‍ ‍‌ ​​‌ ​‍‌‍‍‌‌‍ ‌‌‍​‌‌ ​‍‌ ‍‌‌​​ ‌ ‌​‌‍​‌​‍ ‍‌‍ ​‌‍​‌‌‍​‍‌‍‌‌‌‍ ​​ ‌‍​‍‌‍​‌‌ ​ ‌‍‌‌‌‌‌‌‌ ​‍‌‍ ​​ ‌‌‍‍​‌ ‌​‌ ‌​‌ ​​‌ ​ ​‍‌‌​ ​ ‌​​‌​‍‌‌​ ​‍‌​‌‍​‍‌‌​ ​‍‌​‌‍‌‍ ​​‍ ‌‌‍​‌‌‍ ‍‌‍‌​​‍ ‌‌ ​‍​‍ ‌‌‍‍​‌‍ ‌ ‌​‌‍‌‌‌‍ ​‌ ​ ​‍ ‌‌ ​ ‌ ‌​‌ ‌‌‌‍‌​‌‍‍‌‌‍ ​‍ ‍‌ ‌‍‌‍‌‌‌ ​‍‌‍​ ‌‍‌‌‌‍ ​​‍ ‍‌‍​‌‌ ​​‌ ​​​‍‌‍‌‍‍‌‌‍‌​​ ‌‌‍‍​‌‍ ‌ ‌​‌‍‌‌‌‍ ​‌​​ ‌‍ ​‌‍​‌‌ ​ ‌ ​ ‌​‍‌‌‍ ‍‌‍‌​‌‍‌‌‌ ‍​​‍ ‌​ ‍‌​ ​ ​ ‌‌​ ‌‌​ ​‍‌‍​‌​ ‌‍‌‍​ ​‍ ‌​ ​​​ ​‌‌‍‌​​ ‍‌​‍ ‌​ ‌​​ ‌‍​ ‌‌‌‍‌​​‍ ‌‌‍​‍​ ‌ ​ ​ ​ ‌‍​‍ ‌​ ‌‍​ ‍​​ ‌​‌‍​‍‌‍​ ​ ‌‌​ ​‍‌‍​‍​ ‌‍​ ​​​ ‌‌​ ‌‌​‍‌‍‌ ‌​‌ ‍‌‌ ​​‌‍‌‌​ ‌‌‍‍​‌‍ ‌ ‌​‌‍‌‌‌‍ ​‌​​ ‌‍ ​‌‍​‌‌ ​ ‌ ​ ‌​‍‌‌‍ ‍‌‍‌​‌‍‌‌‌ ‍​​‍‌‍‌ ​​‌‍​‌‌ ‌​‌‍‍​​ ‌‌ ​​‌‍​‌‌‍‌ ‌‍‌‌‌​​‍‌ ‌‌‌‍‍‌‌‍ ​‌‍‌​‌‍‌‌‌ ​‍​‍‌‌​ ‌‌‌​​‍‌‌ ‌‍‍ ‌‍‌‌‌ ‍‌​‍‌‌​ ​ ‌​‌​​‍‌‌​ ​ ‌​‌​​‍‌‌​ ​‍​ ​‍‌‍​‌​ ​‌​ ‌​​ ‍​‌‍​‍‌‍‌‌‌‍​‌​ ‌​‌‍​‌​ ‌‍​ ‌ ‌‍​ ​‍‌‌​ ​‍​ ​‍​‍‌‌​ ‌‌‌​‌​​‍ ‍‌‍‌‌‌‍ ‍‌ ‌​‌ ​‍‌‍‍‌‌‍‌‌‌ ​ ​‍‌‌​ ‌‌‌​​‍‌‌ ‌‍‍ ‌‍‌‌‌ ‍‌​‍‌‌​ ​ ‌​‌​​‍‌‌​ ​ ‌​‌​​‍‌‌​ ​‍​ ​‍‌‍‌​​ ‌​‌‍‌​​ ‌ ‌‍‌​‌‍​‌‌‍​‍‌‍‌‍​ ​‌​ ​‍​ ​ ‌‍​‌​‍‌‌​ ​‍​ ​‍​‍‌‌​ ‌‌‌​‌​​‍ ‍‌ ​​‌ ​‍‌‍‍‌‌‍ ‌‌‍​‌‌ ​‍‌ ‍‌‌​​ ‌ ‌​‌‍​‌​‍ ‍‌‍ ​‌‍​‌‌‍​‍‌‍‌‌‌‍ ​​‍‌‍‌ ​​‌‍‌‌‌ ​‍‌ ​ ‌ ​​‌‍‌‌‌‍​ ‌ ‌​‌‍‍‌‌ ‌‍‌‍‌‌​ ‌‌ ​​‌ ‌‌‌‍​‍‌‍ ​‌‍‍‌‌ ​ ‌‍‍​‌‍‌‌‌‍‌​​‍​‍‌ ‌ Explore all gift cards​​​​‌ ‍ ​‍​‍‌‍ ‌ ​‍‌‍‍‌‌‍‌ ‌‍‍‌‌‍ ‍​‍​‍​ ‍‍​‍​‍‌ ​ ‌‍​‌‌‍ ‍‌‍‍‌‌ ‌​‌ ‍‌​‍ ‍‌‍‍‌‌‍ ​‍​‍​‍ ​​‍​‍‌‍‍​‌ ​‍‌‍‌‌‌‍‌‍​‍​‍​ ‍‍​‍​‍‌‍‍​‌ ‌​‌ ‌​‌ ​​‌ ​ ​ ‍‍​‍ ​‍ ‌‍ ​​‍ ‌‌‍​‌‌‍ ‍‌‍‌​​‍ ‌‌ ​‍​‍ ‌‌‍‍​‌‍ ‌ ‌​‌‍‌‌‌‍ ​‌ ​ ​‍ ‌‌ ​ ‌ ‌​‌ ‌‌‌‍‌​‌‍‍‌‌‍ ​‍ ‍‌ ‌‍‌‍‌‌‌ ​‍‌‍​ ‌‍‌‌‌‍ ​​‍ ‍‌‍​‌‌ ​​‌ ​​​‍ ‌‍‍‌‌‍ ‍‌ ‌​‌‍‌‌‌‍ ‍‌ ‌​​‍ ‌‍‌‌‌‍‌​‌‍‍‌‌ ‌​​‍ ‌‍ ‌‌‍ ‌‍‌​‌‍‌‌​ ‌‌ ​​‌ ​‍‌‍‌‌‌ ​ ‌‍‌‌‌‍ ‍‌ ‌​‌‍​‌‌ ‌​‌‍‍‌‌‍ ‌‍ ‍​ ‍ ‌‍‍‌‌‍‌​​ ‌‌‍‍​‌‍ ‌ ‌​‌‍‌‌‌‍ ​‌​​ ‌‍ ​‌‍​‌‌ ​ ‌ ​ ‌​‍‌‌‍ ‍‌‍‌​‌‍‌‌‌ ‍​​‍ ‌​ ‍‌​ ​ ​ ‌‌​ ‌‌​ ​‍‌‍​‌​ ‌‍‌‍​ ​‍ ‌​ ​​​ ​‌‌‍‌​​ ‍‌​‍ ‌​ ‌​​ ‌‍​ ‌‌‌‍‌​​‍ ‌‌‍​‍​ ‌ ​ ​ ​ ‌‍​‍ ‌​ ‌‍​ ‍​​ ‌​‌‍​‍‌‍​ ​ ‌‌​ ​‍‌‍​‍​ ‌‍​ ​​​ ‌‌​ ‌‌​ ‍ ‌ ‌​‌ ‍‌‌ ​​‌‍‌‌​ ‌‌‍‍​‌‍ ‌ ‌​‌‍‌‌‌‍ ​‌​​ ‌‍ ​‌‍​‌‌ ​ ‌ ​ ‌​‍‌‌‍ ‍‌‍‌​‌‍‌‌‌ ‍​​ ‍ ‌ ​​‌‍​‌‌ ‌​‌‍‍​​ ‌‌ ​​‌‍​‌‌‍‌ ‌‍‌‌‌​​‍‌ ‌‌‌‍‍‌‌‍ ​‌‍‌​‌‍‌‌‌ ​‍​‍‌‌​ ‌‌‌​​‍‌‌ ‌‍‍ ‌‍‌‌‌ ‍‌​‍‌‌​ ​ ‌​‌​​‍‌‌​ ​ ‌​‌​​‍‌‌​ ​‍​ ​‍‌‍​‌​ ​‌​ ‌​​ ‍​‌‍​‍‌‍‌‌‌‍​‌​ ‌​‌‍​‌​ ‌‍​ ‌ ‌‍​ ​‍‌‌​ ​‍​ ​‍​‍‌‌​ ‌‌‌​‌​​‍ ‍‌‍‌‌‌‍ ‍‌ ‌​‌ ​‍‌‍‍‌‌‍‌‌‌ ​ ​‍‌‌​ ‌‌‌​​‍‌‌ ‌‍‍ ‌‍‌‌‌ ‍‌​‍‌‌​ ​ ‌​‌​​‍‌‌​ ​ ‌​‌​​‍‌‌​ ​‍​ ​‍‌‍‌​​ ‌​‌‍‌​​ ‌ ‌‍‌​‌‍​‌‌‍​‍‌‍‌‍​ ​‌​ ​‍​ ​ ‌‍​‌​‍‌‌​ ​‍​ ​‍​‍‌‌​ ‌‌‌​‌​​‍ ‍‌ ​ ‌‍‌‌‌‍​ ‌‍ ‌‍ ‍‌‍‌​‌‍​‌‌ ​‍‌ ‍‌‌​​ ‌ ‌​‌‍​‌​‍ ‍‌‍ ​‌‍​‌‌‍​‍‌‍‌‌‌‍ ​​ ‌‍​‍‌‍​‌‌ ​ ‌‍‌‌‌‌‌‌‌ ​‍‌‍ ​​ ‌‌‍‍​‌ ‌​‌ ‌​‌ ​​‌ ​ ​‍‌‌​ ​ ‌​​‌​‍‌‌​ ​‍‌​‌‍​‍‌‌​ ​‍‌​‌‍‌‍ ​​‍ ‌‌‍​‌‌‍ ‍‌‍‌​​‍ ‌‌ ​‍​‍ ‌‌‍‍​‌‍ ‌ ‌​‌‍‌‌‌‍ ​‌ ​ ​‍ ‌‌ ​ ‌ ‌​‌ ‌‌‌‍‌​‌‍‍‌‌‍ ​‍ ‍‌ ‌‍‌‍‌‌‌ ​‍‌‍​ ‌‍‌‌‌‍ ​​‍ ‍‌‍​‌‌ ​​‌ ​​​‍‌‍‌‍‍‌‌‍‌​​ ‌‌‍‍​‌‍ ‌ ‌​‌‍‌‌‌‍ ​‌​​ ‌‍ ​‌‍​‌‌ ​ ‌ ​ ‌​‍‌‌‍ ‍‌‍‌​‌‍‌‌‌ ‍​​‍ ‌​ ‍‌​ ​ ​ ‌‌​ ‌‌​ ​‍‌‍​‌​ ‌‍‌‍​ ​‍ ‌​ ​​​ ​‌‌‍‌​​ ‍‌​‍ ‌​ ‌​​ ‌‍​ ‌‌‌‍‌​​‍ ‌‌‍​‍​ ‌ ​ ​ ​ ‌‍​‍ ‌​ ‌‍​ ‍​​ ‌​‌‍​‍‌‍​ ​ ‌‌​ ​‍‌‍​‍​ ‌‍​ ​​​ ‌‌​ ‌‌​‍‌‍‌ ‌​‌ ‍‌‌ ​​‌‍‌‌​ ‌‌‍‍​‌‍ ‌ ‌​‌‍‌‌‌‍ ​‌​​ ‌‍ ​‌‍​‌‌ ​ ‌ ​ ‌​‍‌‌‍ ‍‌‍‌​‌‍‌‌‌ ‍​​‍‌‍‌ ​​‌‍​‌‌ ‌​‌‍‍​​ ‌‌ ​​‌‍​‌‌‍‌ ‌‍‌‌‌​​‍‌ ‌‌‌‍‍‌‌‍ ​‌‍‌​‌‍‌‌‌ ​‍​‍‌‌​ ‌‌‌​​‍‌‌ ‌‍‍ ‌‍‌‌‌ ‍‌​‍‌‌​ ​ ‌​‌​​‍‌‌​ ​ ‌​‌​​‍‌‌​ ​‍​ ​‍‌‍​‌​ ​‌​ ‌​​ ‍​‌‍​‍‌‍‌‌‌‍​‌​ ‌​‌‍​‌​ ‌‍​ ‌ ‌‍​ ​‍‌‌​ ​‍​ ​‍​‍‌‌​ ‌‌‌​‌​​‍ ‍‌‍‌‌‌‍ ‍‌ ‌​‌ ​‍‌‍‍‌‌‍‌‌‌ ​ ​‍‌‌​ ‌‌‌​​‍‌‌ ‌‍‍ ‌‍‌‌‌ ‍‌​‍‌‌​ ​ ‌​‌​​‍‌‌​ ​ ‌​‌​​‍‌‌​ ​‍​ ​‍‌‍‌​​ ‌​‌‍‌​​ ‌ ‌‍‌​‌‍​‌‌‍​‍‌‍‌‍​ ​‌​ ​‍​ ​ ‌‍​‌​‍‌‌​ ​‍​ ​‍​‍‌‌​ ‌‌‌​‌​​‍ ‍‌ ​ ‌‍‌‌‌‍​ ‌‍ ‌‍ ‍‌‍‌​‌‍​‌‌ ​‍‌ ‍‌‌​​ ‌ ‌​‌‍​‌​‍ ‍‌‍ ​‌‍​‌‌‍​‍‌‍‌‌‌‍ ​​‍‌‍‌ ​​‌‍‌‌‌ ​‍‌ ​ ‌ ​​‌‍‌‌‌‍​ ‌ ‌​‌‍‍‌‌ ‌‍‌‍‌‌​ ‌‌ ​​‌ ‌‌‌‍​‍‌‍ ​‌‍‍‌‌ ​ ‌‍‍​‌‍‌‌‌‍‌​​‍​‍‌ ‌
Gift Vouchers​​​​‌ ‍ ​‍​‍‌‍ ‌ ​‍‌‍‍‌‌‍‌ ‌‍‍‌‌‍ ‍​‍​‍​ ‍‍​‍​‍‌ ​ ‌‍​‌‌‍ ‍‌‍‍‌‌ ‌​‌ ‍‌​‍ ‍‌‍‍‌‌‍ ​‍​‍​‍ ​​‍​‍‌‍‍​‌ ​‍‌‍‌‌‌‍‌‍​‍​‍​ ‍‍​‍​‍‌‍‍​‌ ‌​‌ ‌​‌ ​​‌ ​ ​ ‍‍​‍ ​‍ ‌‍ ​​‍ ‌‌‍​‌‌‍ ‍‌‍‌​​‍ ‌‌ ​‍​‍ ‌‌‍‍​‌‍ ‌ ‌​‌‍‌‌‌‍ ​‌ ​ ​‍ ‌‌ ​ ‌ ‌​‌ ‌‌‌‍‌​‌‍‍‌‌‍ ​‍ ‍‌ ‌‍‌‍‌‌‌ ​‍‌‍​ ‌‍‌‌‌‍ ​​‍ ‍‌‍​‌‌ ​​‌ ​​​‍ ‌‍‍‌‌‍ ‍‌ ‌​‌‍‌‌‌‍ ‍‌ ‌​​‍ ‌‍‌‌‌‍‌​‌‍‍‌‌ ‌​​‍ ‌‍ ‌‌‍ ‌‍‌​‌‍‌‌​ ‌‌ ​​‌ ​‍‌‍‌‌‌ ​ ‌‍‌‌‌‍ ‍‌ ‌​‌‍​‌‌ ‌​‌‍‍‌‌‍ ‌‍ ‍​ ‍ ‌‍‍‌‌‍‌​​ ‌‌‍‍​‌‍ ‌ ‌​‌‍‌‌‌‍ ​‌​​ ‌‍ ​‌‍​‌‌ ​ ‌ ​ ‌​‍‌‌‍ ‍‌‍‌​‌‍‌‌‌ ‍​​‍ ‌​ ‍‌​ ​ ​ ‌‌​ ‌‌​ ​‍‌‍​‌​ ‌‍‌‍​ ​‍ ‌​ ​​​ ​‌‌‍‌​​ ‍‌​‍ ‌​ ‌​​ ‌‍​ ‌‌‌‍‌​​‍ ‌‌‍​‍​ ‌ ​ ​ ​ ‌‍​‍ ‌​ ‌‍​ ‍​​ ‌​‌‍​‍‌‍​ ​ ‌‌​ ​‍‌‍​‍​ ‌‍​ ​​​ ‌‌​ ‌‌​ ‍ ‌ ‌​‌ ‍‌‌ ​​‌‍‌‌​ ‌‌‍‍​‌‍ ‌ ‌​‌‍‌‌‌‍ ​‌​​ ‌‍ ​‌‍​‌‌ ​ ‌ ​ ‌​‍‌‌‍ ‍‌‍‌​‌‍‌‌‌ ‍​​ ‍ ‌ ​​‌‍​‌‌ ‌​‌‍‍​​ ‌‌ ​​‌‍​‌‌‍‌ ‌‍‌‌‌​​‍‌ ‌‌‌‍‍‌‌‍ ​‌‍‌​‌‍‌‌‌ ​‍​‍‌‌​ ‌‌‌​​‍‌‌ ‌‍‍ ‌‍‌‌‌ ‍‌​‍‌‌​ ​ ‌​‌​​‍‌‌​ ​ ‌​‌​​‍‌‌​ ​‍​ ​‍‌‍​‌​ ​‌​ ‌​​ ‍​‌‍​‍‌‍‌‌‌‍​‌​ ‌​‌‍​‌​ ‌‍​ ‌ ‌‍​ ​‍‌‌​ ​‍​ ​‍​‍‌‌​ ‌‌‌​‌​​‍ ‍‌‍‌‌‌‍ ‍‌ ‌​‌ ​‍‌‍‍‌‌‍‌‌‌ ​ ​‍‌‌​ ‌‌‌​​‍‌‌ ‌‍‍ ‌‍‌‌‌ ‍‌​‍‌‌​ ​ ‌​‌​​‍‌‌​ ​ ‌​‌​​‍‌‌​ ​‍​ ​‍‌‍​‌​ ‌​‌‍‌‍​ ​​​ ‌‍​ ​​​ ​ ​ ‌​‌‍​ ​ ‍​‌‍‌​​ ​ ​‍‌‌​ ​‍​ ​‍​‍‌‌​ ‌‌‌​‌​​‍ ‍‌‍‍​‌‍‌‌‌‍​‌‌‍‌​‌‍‍‌‌‍ ‍‌‍‌ ​ ‌‍​‍‌‍​‌‌ ​ ‌‍‌‌‌‌‌‌‌ ​‍‌‍ ​​ ‌‌‍‍​‌ ‌​‌ ‌​‌ ​​‌ ​ ​‍‌‌​ ​ ‌​​‌​‍‌‌​ ​‍‌​‌‍​‍‌‌​ ​‍‌​‌‍‌‍ ​​‍ ‌‌‍​‌‌‍ ‍‌‍‌​​‍ ‌‌ ​‍​‍ ‌‌‍‍​‌‍ ‌ ‌​‌‍‌‌‌‍ ​‌ ​ ​‍ ‌‌ ​ ‌ ‌​‌ ‌‌‌‍‌​‌‍‍‌‌‍ ​‍ ‍‌ ‌‍‌‍‌‌‌ ​‍‌‍​ ‌‍‌‌‌‍ ​​‍ ‍‌‍​‌‌ ​​‌ ​​​‍‌‍‌‍‍‌‌‍‌​​ ‌‌‍‍​‌‍ ‌ ‌​‌‍‌‌‌‍ ​‌​​ ‌‍ ​‌‍​‌‌ ​ ‌ ​ ‌​‍‌‌‍ ‍‌‍‌​‌‍‌‌‌ ‍​​‍ ‌​ ‍‌​ ​ ​ ‌‌​ ‌‌​ ​‍‌‍​‌​ ‌‍‌‍​ ​‍ ‌​ ​​​ ​‌‌‍‌​​ ‍‌​‍ ‌​ ‌​​ ‌‍​ ‌‌‌‍‌​​‍ ‌‌‍​‍​ ‌ ​ ​ ​ ‌‍​‍ ‌​ ‌‍​ ‍​​ ‌​‌‍​‍‌‍​ ​ ‌‌​ ​‍‌‍​‍​ ‌‍​ ​​​ ‌‌​ ‌‌​‍‌‍‌ ‌​‌ ‍‌‌ ​​‌‍‌‌​ ‌‌‍‍​‌‍ ‌ ‌​‌‍‌‌‌‍ ​‌​​ ‌‍ ​‌‍​‌‌ ​ ‌ ​ ‌​‍‌‌‍ ‍‌‍‌​‌‍‌‌‌ ‍​​‍‌‍‌ ​​‌‍​‌‌ ‌​‌‍‍​​ ‌‌ ​​‌‍​‌‌‍‌ ‌‍‌‌‌​​‍‌ ‌‌‌‍‍‌‌‍ ​‌‍‌​‌‍‌‌‌ ​‍​‍‌‌​ ‌‌‌​​‍‌‌ ‌‍‍ ‌‍‌‌‌ ‍‌​‍‌‌​ ​ ‌​‌​​‍‌‌​ ​ ‌​‌​​‍‌‌​ ​‍​ ​‍‌‍​‌​ ​‌​ ‌​​ ‍​‌‍​‍‌‍‌‌‌‍​‌​ ‌​‌‍​‌​ ‌‍​ ‌ ‌‍​ ​‍‌‌​ ​‍​ ​‍​‍‌‌​ ‌‌‌​‌​​‍ ‍‌‍‌‌‌‍ ‍‌ ‌​‌ ​‍‌‍‍‌‌‍‌‌‌ ​ ​‍‌‌​ ‌‌‌​​‍‌‌ ‌‍‍ ‌‍‌‌‌ ‍‌​‍‌‌​ ​ ‌​‌​​‍‌‌​ ​ ‌​‌​​‍‌‌​ ​‍​ ​‍‌‍​‌​ ‌​‌‍‌‍​ ​​​ ‌‍​ ​​​ ​ ​ ‌​‌‍​ ​ ‍​‌‍‌​​ ​ ​‍‌‌​ ​‍​ ​‍​‍‌‌​ ‌‌‌​‌​​‍ ‍‌‍‍​‌‍‌‌‌‍​‌‌‍‌​‌‍‍‌‌‍ ‍‌‍‌ ​‍‌‍‌ ​​‌‍‌‌‌ ​‍‌ ​ ‌ ​​‌‍‌‌‌‍​ ‌ ‌​‌‍‍‌‌ ‌‍‌‍‌‌​ ‌‌ ​​‌ ‌‌‌‍​‍‌‍ ​‌‍‍‌‌ ​ ‌‍‍​‌‍‌‌‌‍‌​​‍​‍‌ ‌
Let them choose their own Chewton Glen moment, from cookery
classes and dining to spa time, stays and special experiences across
the estate. Value / experience: Monetary gift voucher​​​​‌ ‍ ​‍​‍‌‍ ‌ ​‍‌‍‍‌‌‍‌ ‌‍‍‌‌‍ ‍​‍​‍​ ‍‍​‍​‍‌ ​ ‌‍​‌‌‍ ‍‌‍‍‌‌ ‌​‌ ‍‌​‍ ‍‌‍‍‌‌‍ ​‍​‍​‍ ​​‍​‍‌‍‍​‌ ​‍‌‍‌‌‌‍‌‍​‍​‍​ ‍‍​‍​‍‌‍‍​‌ ‌​‌ ‌​‌ ​​‌ ​ ​ ‍‍​‍ ​‍ ‌‍ ​​‍ ‌‌‍​‌‌‍ ‍‌‍‌​​‍ ‌‌ ​‍​‍ ‌‌‍‍​‌‍ ‌ ‌​‌‍‌‌‌‍ ​‌ ​ ​‍ ‌‌ ​ ‌ ‌​‌ ‌‌‌‍‌​‌‍‍‌‌‍ ​‍ ‍‌ ‌‍‌‍‌‌‌ ​‍‌‍​ ‌‍‌‌‌‍ ​​‍ ‍‌‍​‌‌ ​​‌ ​​​‍ ‌‍‍‌‌‍ ‍‌ ‌​‌‍‌‌‌‍ ‍‌ ‌​​‍ ‌‍‌‌‌‍‌​‌‍‍‌‌ ‌​​‍ ‌‍ ‌‌‍ ‌‍‌​‌‍‌‌​ ‌‌ ​​‌ ​‍‌‍‌‌‌ ​ ‌‍‌‌‌‍ ‍‌ ‌​‌‍​‌‌ ‌​‌‍‍‌‌‍ ‌‍ ‍​ ‍ ‌‍‍‌‌‍‌​​ ‌‌‍‍​‌‍ ‌ ‌​‌‍‌‌‌‍ ​‌​​ ‌‍ ​‌‍​‌‌ ​ ‌ ​ ‌​‍‌‌‍ ‍‌‍‌​‌‍‌‌‌ ‍​​‍ ‌​ ‍‌​ ​ ​ ‌‌​ ‌‌​ ​‍‌‍​‌​ ‌‍‌‍​ ​‍ ‌​ ​​​ ​‌‌‍‌​​ ‍‌​‍ ‌​ ‌​​ ‌‍​ ‌‌‌‍‌​​‍ ‌‌‍​‍​ ‌ ​ ​ ​ ‌‍​‍ ‌​ ‌‍​ ‍​​ ‌​‌‍​‍‌‍​ ​ ‌‌​ ​‍‌‍​‍​ ‌‍​ ​​​ ‌‌​ ‌‌​ ‍ ‌ ‌​‌ ‍‌‌ ​​‌‍‌‌​ ‌‌‍‍​‌‍ ‌ ‌​‌‍‌‌‌‍ ​‌​​ ‌‍ ​‌‍​‌‌ ​ ‌ ​ ‌​‍‌‌‍ ‍‌‍‌​‌‍‌‌‌ ‍​​ ‍ ‌ ​​‌‍​‌‌ ‌​‌‍‍​​ ‌‌ ​​‌‍​‌‌‍‌ ‌‍‌‌‌​​‍‌ ‌‌‌‍‍‌‌‍ ​‌‍‌​‌‍‌‌‌ ​‍​‍‌‌​ ‌‌‌​​‍‌‌ ‌‍‍ ‌‍‌‌‌ ‍‌​‍‌‌​ ​ ‌​‌​​‍‌‌​ ​ ‌​‌​​‍‌‌​ ​‍​ ​‍‌‍​‌​ ​‌​ ‌​​ ‍​‌‍​‍‌‍‌‌‌‍​‌​ ‌​‌‍​‌​ ‌‍​ ‌ ‌‍​ ​‍‌‌​ ​‍​ ​‍​‍‌‌​ ‌‌‌​‌​​‍ ‍‌‍‌‌‌‍ ‍‌ ‌​‌ ​‍‌‍‍‌‌‍‌‌‌ ​ ​‍‌‌​ ‌‌‌​​‍‌‌ ‌‍‍ ‌‍‌‌‌ ‍‌​‍‌‌​ ​ ‌​‌​​‍‌‌​ ​ ‌​‌​​‍‌‌​ ​‍​ ​‍‌‍​‌​ ‌​‌‍‌‍​ ​​​ ‌‍​ ​​​ ​ ​ ‌​‌‍​ ​ ‍​‌‍‌​​ ​ ​‍‌‌​ ​‍​ ​‍​‍‌‌​ ‌‌‌​‌​​‍ ‍‌‍​‍‌‍ ‌‍‌​‌ ‍‌​ ‌‍​‍‌‍​‌‌ ​ ‌‍‌‌‌‌‌‌‌ ​‍‌‍ ​​ ‌‌‍‍​‌ ‌​‌ ‌​‌ ​​‌ ​ ​‍‌‌​ ​ ‌​​‌​‍‌‌​ ​‍‌​‌‍​‍‌‌​ ​‍‌​‌‍‌‍ ​​‍ ‌‌‍​‌‌‍ ‍‌‍‌​​‍ ‌‌ ​‍​‍ ‌‌‍‍​‌‍ ‌ ‌​‌‍‌‌‌‍ ​‌ ​ ​‍ ‌‌ ​ ‌ ‌​‌ ‌‌‌‍‌​‌‍‍‌‌‍ ​‍ ‍‌ ‌‍‌‍‌‌‌ ​‍‌‍​ ‌‍‌‌‌‍ ​​‍ ‍‌‍​‌‌ ​​‌ ​​​‍‌‍‌‍‍‌‌‍‌​​ ‌‌‍‍​‌‍ ‌ ‌​‌‍‌‌‌‍ ​‌​​ ‌‍ ​‌‍​‌‌ ​ ‌ ​ ‌​‍‌‌‍ ‍‌‍‌​‌‍‌‌‌ ‍​​‍ ‌​ ‍‌​ ​ ​ ‌‌​ ‌‌​ ​‍‌‍​‌​ ‌‍‌‍​ ​‍ ‌​ ​​​ ​‌‌‍‌​​ ‍‌​‍ ‌​ ‌​​ ‌‍​ ‌‌‌‍‌​​‍ ‌‌‍​‍​ ‌ ​ ​ ​ ‌‍​‍ ‌​ ‌‍​ ‍​​ ‌​‌‍​‍‌‍​ ​ ‌‌​ ​‍‌‍​‍​ ‌‍​ ​​​ ‌‌​ ‌‌​‍‌‍‌ ‌​‌ ‍‌‌ ​​‌‍‌‌​ ‌‌‍‍​‌‍ ‌ ‌​‌‍‌‌‌‍ ​‌​​ ‌‍ ​‌‍​‌‌ ​ ‌ ​ ‌​‍‌‌‍ ‍‌‍‌​‌‍‌‌‌ ‍​​‍‌‍‌ ​​‌‍​‌‌ ‌​‌‍‍​​ ‌‌ ​​‌‍​‌‌‍‌ ‌‍‌‌‌​​‍‌ ‌‌‌‍‍‌‌‍ ​‌‍‌​‌‍‌‌‌ ​‍​‍‌‌​ ‌‌‌​​‍‌‌ ‌‍‍ ‌‍‌‌‌ ‍‌​‍‌‌​ ​ ‌​‌​​‍‌‌​ ​ ‌​‌​​‍‌‌​ ​‍​ ​‍‌‍​‌​ ​‌​ ‌​​ ‍​‌‍​‍‌‍‌‌‌‍​‌​ ‌​‌‍​‌​ ‌‍​ ‌ ‌‍​ ​‍‌‌​ ​‍​ ​‍​‍‌‌​ ‌‌‌​‌​​‍ ‍‌‍‌‌‌‍ ‍‌ ‌​‌ ​‍‌‍‍‌‌‍‌‌‌ ​ ​‍‌‌​ ‌‌‌​​‍‌‌ ‌‍‍ ‌‍‌‌‌ ‍‌​‍‌‌​ ​ ‌​‌​​‍‌‌​ ​ ‌​‌​​‍‌‌​ ​‍​ ​‍‌‍​‌​ ‌​‌‍‌‍​ ​​​ ‌‍​ ​​​ ​ ​ ‌​‌‍​ ​ ‍​‌‍‌​​ ​ ​‍‌‌​ ​‍​ ​‍​‍‌‌​ ‌‌‌​‌​​‍ ‍‌‍​‍‌‍ ‌‍‌​‌ ‍‌​‍‌‍‌ ​​‌‍‌‌‌ ​‍‌ ​ ‌ ​​‌‍‌‌‌‍​ ‌ ‌​‌‍‍‌‌ ‌‍‌‍‌‌​ ‌‌ ​​‌ ‌‌‌‍​‍‌‍ ​‌‍‍‌‌ ​ ‌‍‍​‌‍‌‌‌‍‌​​‍​‍‌ ‌
Buy Now ​​​​‌ ‍ ​‍​‍‌‍ ‌ ​‍‌‍‍‌‌‍‌ ‌‍‍‌‌‍ ‍​‍​‍​ ‍‍​‍​‍‌ ​ ‌‍​‌‌‍ ‍‌‍‍‌‌ ‌​‌ ‍‌​‍ ‍‌‍‍‌‌‍ ​‍​‍​‍ ​​‍​‍‌‍‍​‌ ​‍‌‍‌‌‌‍‌‍​‍​‍​ ‍‍​‍​‍‌‍‍​‌ ‌​‌ ‌​‌ ​​‌ ​ ​ ‍‍​‍ ​‍ ‌‍ ​​‍ ‌‌‍​‌‌‍ ‍‌‍‌​​‍ ‌‌ ​‍​‍ ‌‌‍‍​‌‍ ‌ ‌​‌‍‌‌‌‍ ​‌ ​ ​‍ ‌‌ ​ ‌ ‌​‌ ‌‌‌‍‌​‌‍‍‌‌‍ ​‍ ‍‌ ‌‍‌‍‌‌‌ ​‍‌‍​ ‌‍‌‌‌‍ ​​‍ ‍‌‍​‌‌ ​​‌ ​​​‍ ‌‍‍‌‌‍ ‍‌ ‌​‌‍‌‌‌‍ ‍‌ ‌​​‍ ‌‍‌‌‌‍‌​‌‍‍‌‌ ‌​​‍ ‌‍ ‌‌‍ ‌‍‌​‌‍‌‌​ ‌‌ ​​‌ ​‍‌‍‌‌‌ ​ ‌‍‌‌‌‍ ‍‌ ‌​‌‍​‌‌ ‌​‌‍‍‌‌‍ ‌‍ ‍​ ‍ ‌‍‍‌‌‍‌​​ ‌‌‍‍​‌‍ ‌ ‌​‌‍‌‌‌‍ ​‌​​ ‌‍ ​‌‍​‌‌ ​ ‌ ​ ‌​‍‌‌‍ ‍‌‍‌​‌‍‌‌‌ ‍​​‍ ‌​ ‍‌​ ​ ​ ‌‌​ ‌‌​ ​‍‌‍​‌​ ‌‍‌‍​ ​‍ ‌​ ​​​ ​‌‌‍‌​​ ‍‌​‍ ‌​ ‌​​ ‌‍​ ‌‌‌‍‌​​‍ ‌‌‍​‍​ ‌ ​ ​ ​ ‌‍​‍ ‌​ ‌‍​ ‍​​ ‌​‌‍​‍‌‍​ ​ ‌‌​ ​‍‌‍​‍​ ‌‍​ ​​​ ‌‌​ ‌‌​ ‍ ‌ ‌​‌ ‍‌‌ ​​‌‍‌‌​ ‌‌‍‍​‌‍ ‌ ‌​‌‍‌‌‌‍ ​‌​​ ‌‍ ​‌‍​‌‌ ​ ‌ ​ ‌​‍‌‌‍ ‍‌‍‌​‌‍‌‌‌ ‍​​ ‍ ‌ ​​‌‍​‌‌ ‌​‌‍‍​​ ‌‌ ​​‌‍​‌‌‍‌ ‌‍‌‌‌​​‍‌ ‌‌‌‍‍‌‌‍ ​‌‍‌​‌‍‌‌‌ ​‍​‍‌‌​ ‌‌‌​​‍‌‌ ‌‍‍ ‌‍‌‌‌ ‍‌​‍‌‌​ ​ ‌​‌​​‍‌‌​ ​ ‌​‌​​‍‌‌​ ​‍​ ​‍‌‍​‌​ ​‌​ ‌​​ ‍​‌‍​‍‌‍‌‌‌‍​‌​ ‌​‌‍​‌​ ‌‍​ ‌ ‌‍​ ​‍‌‌​ ​‍​ ​‍​‍‌‌​ ‌‌‌​‌​​‍ ‍‌‍‌‌‌‍ ‍‌ ‌​‌ ​‍‌‍‍‌‌‍‌‌‌ ​ ​‍‌‌​ ‌‌‌​​‍‌‌ ‌‍‍ ‌‍‌‌‌ ‍‌​‍‌‌​ ​ ‌​‌​​‍‌‌​ ​ ‌​‌​​‍‌‌​ ​‍​ ​‍‌‍​‌​ ‌​‌‍‌‍​ ​​​ ‌‍​ ​​​ ​ ​ ‌​‌‍​ ​ ‍​‌‍‌​​ ​ ​‍‌‌​ ​‍​ ​‍​‍‌‌​ ‌‌‌​‌​​‍ ‍‌ ​​‌ ​‍‌‍‍‌‌‍ ‌‌‍​‌‌ ​‍‌ ‍‌‌​​ ‌ ‌​‌‍​‌​‍ ‍‌‍ ​‌‍​‌‌‍​‍‌‍‌‌‌‍ ​​ ‌‍​‍‌‍​‌‌ ​ ‌‍‌‌‌‌‌‌‌ ​‍‌‍ ​​ ‌‌‍‍​‌ ‌​‌ ‌​‌ ​​‌ ​ ​‍‌‌​ ​ ‌​​‌​‍‌‌​ ​‍‌​‌‍​‍‌‌​ ​‍‌​‌‍‌‍ ​​‍ ‌‌‍​‌‌‍ ‍‌‍‌​​‍ ‌‌ ​‍​‍ ‌‌‍‍​‌‍ ‌ ‌​‌‍‌‌‌‍ ​‌ ​ ​‍ ‌‌ ​ ‌ ‌​‌ ‌‌‌‍‌​‌‍‍‌‌‍ ​‍ ‍‌ ‌‍‌‍‌‌‌ ​‍‌‍​ ‌‍‌‌‌‍ ​​‍ ‍‌‍​‌‌ ​​‌ ​​​‍‌‍‌‍‍‌‌‍‌​​ ‌‌‍‍​‌‍ ‌ ‌​‌‍‌‌‌‍ ​‌​​ ‌‍ ​‌‍​‌‌ ​ ‌ ​ ‌​‍‌‌‍ ‍‌‍‌​‌‍‌‌‌ ‍​​‍ ‌​ ‍‌​ ​ ​ ‌‌​ ‌‌​ ​‍‌‍​‌​ ‌‍‌‍​ ​‍ ‌​ ​​​ ​‌‌‍‌​​ ‍‌​‍ ‌​ ‌​​ ‌‍​ ‌‌‌‍‌​​‍ ‌‌‍​‍​ ‌ ​ ​ ​ ‌‍​‍ ‌​ ‌‍​ ‍​​ ‌​‌‍​‍‌‍​ ​ ‌‌​ ​‍‌‍​‍​ ‌‍​ ​​​ ‌‌​ ‌‌​‍‌‍‌ ‌​‌ ‍‌‌ ​​‌‍‌‌​ ‌‌‍‍​‌‍ ‌ ‌​‌‍‌‌‌‍ ​‌​​ ‌‍ ​‌‍​‌‌ ​ ‌ ​ ‌​‍‌‌‍ ‍‌‍‌​‌‍‌‌‌ ‍​​‍‌‍‌ ​​‌‍​‌‌ ‌​‌‍‍​​ ‌‌ ​​‌‍​‌‌‍‌ ‌‍‌‌‌​​‍‌ ‌‌‌‍‍‌‌‍ ​‌‍‌​‌‍‌‌‌ ​‍​‍‌‌​ ‌‌‌​​‍‌‌ ‌‍‍ ‌‍‌‌‌ ‍‌​‍‌‌​ ​ ‌​‌​​‍‌‌​ ​ ‌​‌​​‍‌‌​ ​‍​ ​‍‌‍​‌​ ​‌​ ‌​​ ‍​‌‍​‍‌‍‌‌‌‍​‌​ ‌​‌‍​‌​ ‌‍​ ‌ ‌‍​ ​‍‌‌​ ​‍​ ​‍​‍‌‌​ ‌‌‌​‌​​‍ ‍‌‍‌‌‌‍ ‍‌ ‌​‌ ​‍‌‍‍‌‌‍‌‌‌ ​ ​‍‌‌​ ‌‌‌​​‍‌‌ ‌‍‍ ‌‍‌‌‌ ‍‌​‍‌‌​ ​ ‌​‌​​‍‌‌​ ​ ‌​‌​​‍‌‌​ ​‍​ ​‍‌‍​‌​ ‌​‌‍‌‍​ ​​​ ‌‍​ ​​​ ​ ​ ‌​‌‍​ ​ ‍​‌‍‌​​ ​ ​‍‌‌​ ​‍​ ​‍​‍‌‌​ ‌‌‌​‌​​‍ ‍‌ ​​‌ ​‍‌‍‍‌‌‍ ‌‌‍​‌‌ ​‍‌ ‍‌‌​​ ‌ ‌​‌‍​‌​‍ ‍‌‍ ​‌‍​‌‌‍​‍‌‍‌‌‌‍ ​​‍‌‍‌ ​​‌‍‌‌‌ ​‍‌ ​ ‌ ​​‌‍‌‌‌‍​ ‌ ‌​‌‍‍‌‌ ‌‍‌‍‌‌​ ‌‌ ​​‌ ‌‌‌‍​‍‌‍ ​‌‍‍‌‌ ​ ‌‍‍​‌‍‌‌‌‍‌​​‍​‍‌ ‌ Explore all gift cards​​​​‌ ‍ ​‍​‍‌‍ ‌ ​‍‌‍‍‌‌‍‌ ‌‍‍‌‌‍ ‍​‍​‍​ ‍‍​‍​‍‌ ​ ‌‍​‌‌‍ ‍‌‍‍‌‌ ‌​‌ ‍‌​‍ ‍‌‍‍‌‌‍ ​‍​‍​‍ ​​‍​‍‌‍‍​‌ ​‍‌‍‌‌‌‍‌‍​‍​‍​ ‍‍​‍​‍‌‍‍​‌ ‌​‌ ‌​‌ ​​‌ ​ ​ ‍‍​‍ ​‍ ‌‍ ​​‍ ‌‌‍​‌‌‍ ‍‌‍‌​​‍ ‌‌ ​‍​‍ ‌‌‍‍​‌‍ ‌ ‌​‌‍‌‌‌‍ ​‌ ​ ​‍ ‌‌ ​ ‌ ‌​‌ ‌‌‌‍‌​‌‍‍‌‌‍ ​‍ ‍‌ ‌‍‌‍‌‌‌ ​‍‌‍​ ‌‍‌‌‌‍ ​​‍ ‍‌‍​‌‌ ​​‌ ​​​‍ ‌‍‍‌‌‍ ‍‌ ‌​‌‍‌‌‌‍ ‍‌ ‌​​‍ ‌‍‌‌‌‍‌​‌‍‍‌‌ ‌​​‍ ‌‍ ‌‌‍ ‌‍‌​‌‍‌‌​ ‌‌ ​​‌ ​‍‌‍‌‌‌ ​ ‌‍‌‌‌‍ ‍‌ ‌​‌‍​‌‌ ‌​‌‍‍‌‌‍ ‌‍ ‍​ ‍ ‌‍‍‌‌‍‌​​ ‌‌‍‍​‌‍ ‌ ‌​‌‍‌‌‌‍ ​‌​​ ‌‍ ​‌‍​‌‌ ​ ‌ ​ ‌​‍‌‌‍ ‍‌‍‌​‌‍‌‌‌ ‍​​‍ ‌​ ‍‌​ ​ ​ ‌‌​ ‌‌​ ​‍‌‍​‌​ ‌‍‌‍​ ​‍ ‌​ ​​​ ​‌‌‍‌​​ ‍‌​‍ ‌​ ‌​​ ‌‍​ ‌‌‌‍‌​​‍ ‌‌‍​‍​ ‌ ​ ​ ​ ‌‍​‍ ‌​ ‌‍​ ‍​​ ‌​‌‍​‍‌‍​ ​ ‌‌​ ​‍‌‍​‍​ ‌‍​ ​​​ ‌‌​ ‌‌​ ‍ ‌ ‌​‌ ‍‌‌ ​​‌‍‌‌​ ‌‌‍‍​‌‍ ‌ ‌​‌‍‌‌‌‍ ​‌​​ ‌‍ ​‌‍​‌‌ ​ ‌ ​ ‌​‍‌‌‍ ‍‌‍‌​‌‍‌‌‌ ‍​​ ‍ ‌ ​​‌‍​‌‌ ‌​‌‍‍​​ ‌‌ ​​‌‍​‌‌‍‌ ‌‍‌‌‌​​‍‌ ‌‌‌‍‍‌‌‍ ​‌‍‌​‌‍‌‌‌ ​‍​‍‌‌​ ‌‌‌​​‍‌‌ ‌‍‍ ‌‍‌‌‌ ‍‌​‍‌‌​ ​ ‌​‌​​‍‌‌​ ​ ‌​‌​​‍‌‌​ ​‍​ ​‍‌‍​‌​ ​‌​ ‌​​ ‍​‌‍​‍‌‍‌‌‌‍​‌​ ‌​‌‍​‌​ ‌‍​ ‌ ‌‍​ ​‍‌‌​ ​‍​ ​‍​‍‌‌​ ‌‌‌​‌​​‍ ‍‌‍‌‌‌‍ ‍‌ ‌​‌ ​‍‌‍‍‌‌‍‌‌‌ ​ ​‍‌‌​ ‌‌‌​​‍‌‌ ‌‍‍ ‌‍‌‌‌ ‍‌​‍‌‌​ ​ ‌​‌​​‍‌‌​ ​ ‌​‌​​‍‌‌​ ​‍​ ​‍‌‍​‌​ ‌​‌‍‌‍​ ​​​ ‌‍​ ​​​ ​ ​ ‌​‌‍​ ​ ‍​‌‍‌​​ ​ ​‍‌‌​ ​‍​ ​‍​‍‌‌​ ‌‌‌​‌​​‍ ‍‌ ​ ‌‍‌‌‌‍​ ‌‍ ‌‍ ‍‌‍‌​‌‍​‌‌ ​‍‌ ‍‌‌​​ ‌ ‌​‌‍​‌​‍ ‍‌‍ ​‌‍​‌‌‍​‍‌‍‌‌‌‍ ​​ ‌‍​‍‌‍​‌‌ ​ ‌‍‌‌‌‌‌‌‌ ​‍‌‍ ​​ ‌‌‍‍​‌ ‌​‌ ‌​‌ ​​‌ ​ ​‍‌‌​ ​ ‌​​‌​‍‌‌​ ​‍‌​‌‍​‍‌‌​ ​‍‌​‌‍‌‍ ​​‍ ‌‌‍​‌‌‍ ‍‌‍‌​​‍ ‌‌ ​‍​‍ ‌‌‍‍​‌‍ ‌ ‌​‌‍‌‌‌‍ ​‌ ​ ​‍ ‌‌ ​ ‌ ‌​‌ ‌‌‌‍‌​‌‍‍‌‌‍ ​‍ ‍‌ ‌‍‌‍‌‌‌ ​‍‌‍​ ‌‍‌‌‌‍ ​​‍ ‍‌‍​‌‌ ​​‌ ​​​‍‌‍‌‍‍‌‌‍‌​​ ‌‌‍‍​‌‍ ‌ ‌​‌‍‌‌‌‍ ​‌​​ ‌‍ ​‌‍​‌‌ ​ ‌ ​ ‌​‍‌‌‍ ‍‌‍‌​‌‍‌‌‌ ‍​​‍ ‌​ ‍‌​ ​ ​ ‌‌​ ‌‌​ ​‍‌‍​‌​ ‌‍‌‍​ ​‍ ‌​ ​​​ ​‌‌‍‌​​ ‍‌​‍ ‌​ ‌​​ ‌‍​ ‌‌‌‍‌​​‍ ‌‌‍​‍​ ‌ ​ ​ ​ ‌‍​‍ ‌​ ‌‍​ ‍​​ ‌​‌‍​‍‌‍​ ​ ‌‌​ ​‍‌‍​‍​ ‌‍​ ​​​ ‌‌​ ‌‌​‍‌‍‌ ‌​‌ ‍‌‌ ​​‌‍‌‌​ ‌‌‍‍​‌‍ ‌ ‌​‌‍‌‌‌‍ ​‌​​ ‌‍ ​‌‍​‌‌ ​ ‌ ​ ‌​‍‌‌‍ ‍‌‍‌​‌‍‌‌‌ ‍​​‍‌‍‌ ​​‌‍​‌‌ ‌​‌‍‍​​ ‌‌ ​​‌‍​‌‌‍‌ ‌‍‌‌‌​​‍‌ ‌‌‌‍‍‌‌‍ ​‌‍‌​‌‍‌‌‌ ​‍​‍‌‌​ ‌‌‌​​‍‌‌ ‌‍‍ ‌‍‌‌‌ ‍‌​‍‌‌​ ​ ‌​‌​​‍‌‌​ ​ ‌​‌​​‍‌‌​ ​‍​ ​‍‌‍​‌​ ​‌​ ‌​​ ‍​‌‍​‍‌‍‌‌‌‍​‌​ ‌​‌‍​‌​ ‌‍​ ‌ ‌‍​ ​‍‌‌​ ​‍​ ​‍​‍‌‌​ ‌‌‌​‌​​‍ ‍‌‍‌‌‌‍ ‍‌ ‌​‌ ​‍‌‍‍‌‌‍‌‌‌ ​ ​‍‌‌​ ‌‌‌​​‍‌‌ ‌‍‍ ‌‍‌‌‌ ‍‌​‍‌‌​ ​ ‌​‌​​‍‌‌​ ​ ‌​‌​​‍‌‌​ ​‍​ ​‍‌‍​‌​ ‌​‌‍‌‍​ ​​​ ‌‍​ ​​​ ​ ​ ‌​‌‍​ ​ ‍​‌‍‌​​ ​ ​‍‌‌​ ​‍​ ​‍​‍‌‌​ ‌‌‌​‌​​‍ ‍‌ ​ ‌‍‌‌‌‍​ ‌‍ ‌‍ ‍‌‍‌​‌‍​‌‌ ​‍‌ ‍‌‌​​ ‌ ‌​‌‍​‌​‍ ‍‌‍ ​‌‍​‌‌‍​‍‌‍‌‌‌‍ ​​‍‌‍‌ ​​‌‍‌‌‌ ​‍‌ ​ ‌ ​​‌‍‌‌‌‍​ ‌ ‌​‌‍‍‌‌ ‌‍‌‍‌‌​ ‌‌ ​​‌ ‌‌‌‍​‍‌‍ ​‌‍‍‌‌ ​ ‌‍‍​‌‍‌‌‌‍‌​​‍​‍‌ ‌